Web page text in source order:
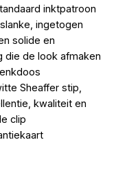
inktpatroon
ingetogen
solide en
die de look afmaken
Sheaffer stip,
kwaliteit en
clip